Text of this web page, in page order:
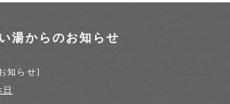
湯からのお知らせ
知らせ]